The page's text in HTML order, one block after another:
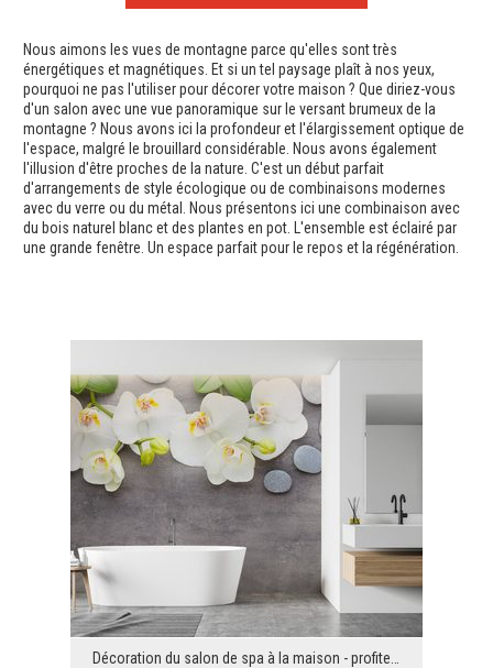
Nous aimons les vues de montagne parce qu'elles sont très
énergétiques et magnétiques. Et si un tel paysage plaît à nos yeux,
pourquoi ne pas l'utiliser pour décorer votre maison ? Que diriez-vous
d'un salon avec une vue panoramique sur le versant brumeux de la
montagne ? Nous avons ici la profondeur et l'élargissement optique de
l'espace, malgré le brouillard considérable. Nous avons également
l'illusion d'être proches de la nature. C'est un début parfait
d'arrangements de style écologique ou de combinaisons modernes
avec du verre ou du métal. Nous présentons ici une combinaison avec
du bois naturel blanc et des plantes en pot. L'ensemble est éclairé par
une grande fenêtre. Un espace parfait pour le repos et la régénération.